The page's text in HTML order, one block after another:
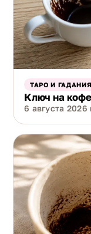
ТАРО И ГАДАНИЯ
Ключ на
6 августа 2026